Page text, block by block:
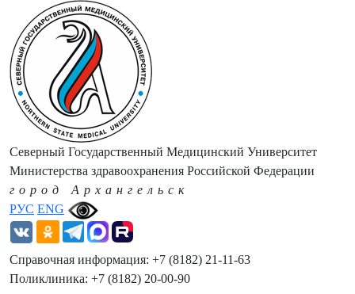
РУС ENG
Северный Государственный Медицинский Университет
Министерства здравоохранения Российской Федерации
город Архангельск
Справочная информация: +7 (8182) 21-11-63
Поликлиника: +7 (8182) 20-00-90